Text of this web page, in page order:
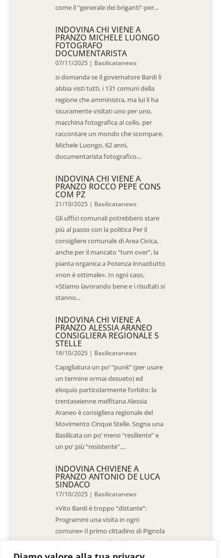
come il “generale dei briganti”-per...
INDOVINA CHI VIENE A
PRANZO MICHELE LUONGO
FOTOGRAFO
DOCUMENTARISTA
07/11/2025 | Basilicatanews
si domanda se il governatore Bardi li
abbia visti tutti, i 131 comuni della
regione che amministra, ma lui li ha
sicuramente visitati uno per uno,
macchina fotografica al collo, per
raccontare un mondo che scompare.
Michele Luongo, 62 anni,
documentarista fotografico...
INDOVINA CHI VIENE A
PRANZO ROCCO PEPE CONS
COM PZ
21/10/2025 | Basilicatanews
Gli uffici comunali potrebbero stare
più al passo con la politica Per il
consigliere comunale di Area Civica,
anche per il mancato “turn over”, la
pianta organica a Potenza innazitutto
«non è ottimale». In ogni caso,
«Stiamo lavorando bene e i risultati si
stanno...
INDOVINA CHI VIENE A
PRANZO ALESSIA ARANEO
CONSIGLIERA REGIONALE 5
STELLE
18/10/2025 | Basilicatanews
Capigliatura un po’ “punk” (per usare
un termine ormai desueto) ed
eloquio particolarmente forbito: la
trentaseienne melfitana Alessia
Araneo è consigliera regionale del
Movimento Cinque Stelle. Sogna una
Basilicata un po’ meno “resiliente” e
un po’ più “resistente”....
INDOVINA CHIVIENE A
PRANZO ANTONIO DE LUCA
SINDACO
17/10/2025 | Basilicatanews
«Vito Bardi è troppo “distante”:
Programmi una visita in ogni
comune» Il primo cittadino di Pignola
«L’ho invitato a vedere la situazione
al Pantano, ma non è venuto. La